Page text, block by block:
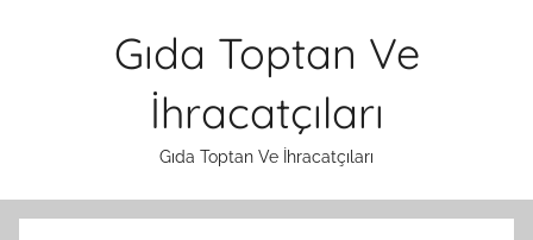
Gıda Toptan Ve
İhracatçıları
Gıda Toptan Ve İhracatçıları